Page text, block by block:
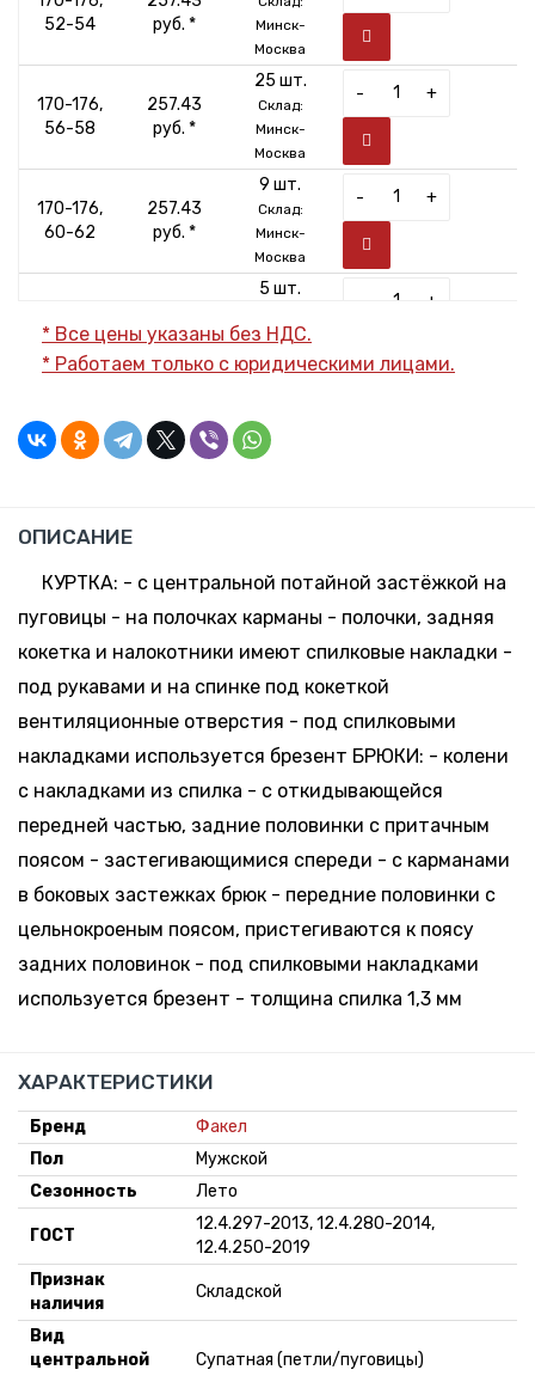
52-54
руб. *
Минск-
Москва
170-176,
56-58
257.43
руб. *
25 шт.
Склад:
Минск-
Москва
- +
170-176,
60-62
257.43
руб. *
9 шт.
Склад:
Минск-
Москва
- +
64-66
руб. *
5 шт.
Минск-
Москва
+
182-188,
44-46
257.43
руб. *
Минск-
Москва
48-50
182-188,
52-54
257.43
руб. *
Склад:
Минск-
- +
182-188,
56-58
257.43
руб. *
Склад:
Минск-
- +
182-188,
60-62
257.43
руб. *
Склад:
Минск-
- +
182-188,
64-66
283.27
руб. *
Склад:
Минск-
- +
* Все цены указаны без НДС.
* Работаем только с юридическими лицами.
ОПИСАНИЕ
КУРТКА: - с центральной потайной застёжкой на
пуговицы - на полочках карманы - полочки, задняя
кокетка и налокотники имеют спилковые накладки -
под рукавами и на спинке под кокеткой
вентиляционные отверстия - под спилковыми
накладками используется брезент БРЮКИ: - колени
с накладками из спилка - с откидывающейся
передней частью, задние половинки с притачным
поясом - застегивающимися спереди - с карманами
в боковых застежках брюк - передние половинки с
цельнокроеным поясом, пристегиваются к поясу
задних половинок - под спилковыми накладками
используется брезент - толщина спилка 1,3 мм
ХАРАКТЕРИСТИКИ
Бренд
Факел
Пол
Мужской
Сезонность
Лето
ГОСТ
12.4.297-2013, 12.4.280-2014,
12.4.250-2019
Признак
наличия
Складской
Вид
центральной
Супатная (петли/пуговицы)